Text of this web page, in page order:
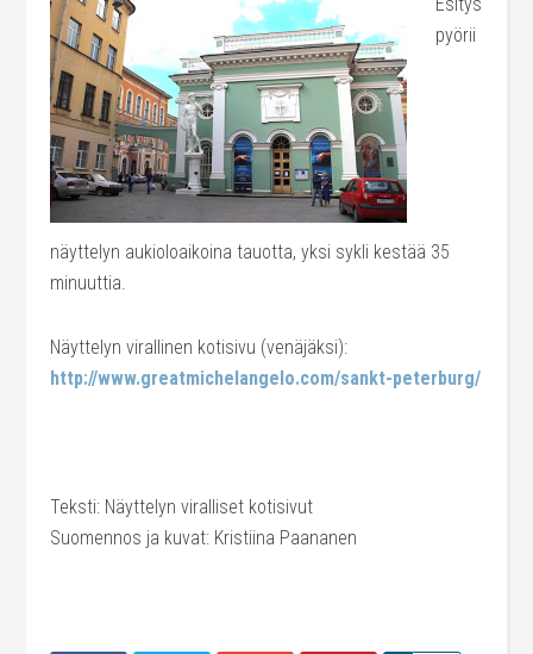
pyörii
näyttelyn aukioloaikoina tauotta, yksi sykli kestää 35
minuuttia.
Näyttelyn virallinen kotisivu (venäjäksi):
http://www.greatmichelangelo.com/sankt-peterburg/
Teksti: Näyttelyn viralliset kotisivut
Suomennos ja kuvat: Kristiina Paananen